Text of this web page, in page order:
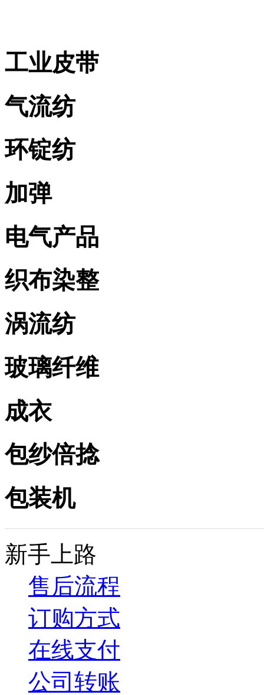
工业皮带
气流纺
环锭纺
加弹
电气产品
织布染整
涡流纺
玻璃纤维
成衣
包纱倍捻
包装机
新手上路
售后流程
订购方式
在线支付
公司转账